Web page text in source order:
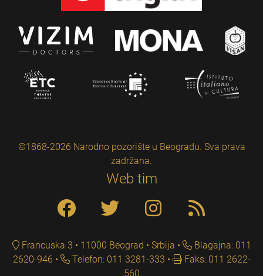
©1868-2026 Narodno pozorište u Beogradu. Sva prava
zadržana.
Web tim
Francuska 3 • 11000 Beograd • Srbija
Blagajna: 011
2620-946
Telefon: 011 3281-333
Faks: 011 2622-
560